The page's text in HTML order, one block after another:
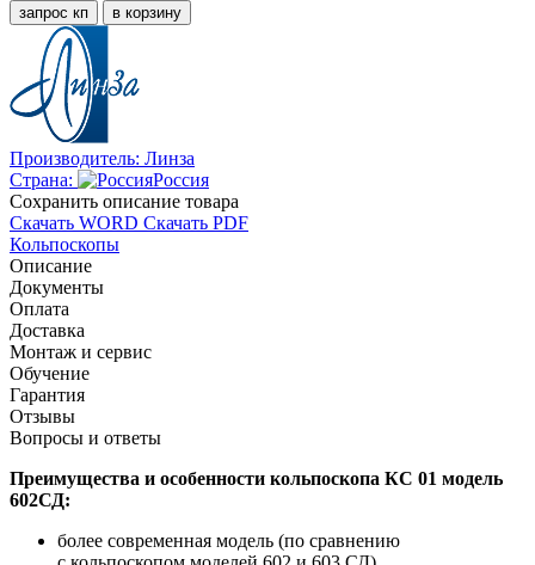
запрос кп в корзину
Производитель: Линза
Страна:
Россия
Cохранить описание товара
Скачать WORD Скачать PDF
Кольпоскопы
Описание
Документы
Оплата
Доставка
Монтаж и сервис
Обучение
Гарантия
Отзывы
Вопросы и ответы
Преимущества и особенности кольпоскопа КС 01 модель
602СД:
более современная модель (по сравнению